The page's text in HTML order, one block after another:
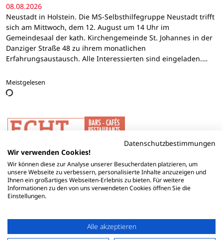
08.08.2026
Neustadt in Holstein. Die MS-Selbsthilfegruppe Neustadt trifft
sich am Mittwoch, dem 12. August um 14 Uhr im
Gemeindesaal der kath. Kirchengemeinde St. Johannes in der
Danziger Straße 48 zu ihrem monatlichen
Erfahrungsaustausch. Alle Interessierten sind eingeladen.…
Meistgelesen
Datenschutzbestimmungen
Wir verwenden Cookies!
Wir können diese zur Analyse unserer Besucherdaten platzieren, um
unsere Webseite zu verbessern, personalisierte Inhalte anzuzeigen und
Ihnen ein großartiges Webseiten-Erlebnis zu bieten. Für weitere
Informationen zu den von uns verwendeten Cookies öffnen Sie die
Einstellungen.
Alle akzeptieren